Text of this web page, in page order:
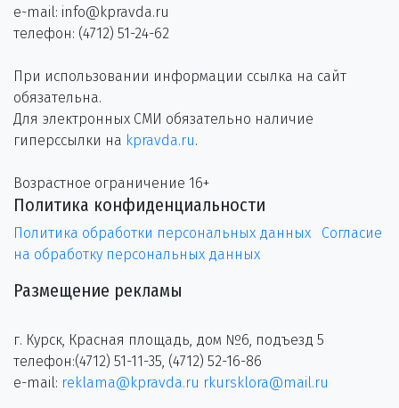
e-mail: info@kpravda.ru
телефон: (4712) 51-24-62
При использовании информации ссылка на сайт
обязательна.
Для электронных СМИ обязательно наличие
гиперссылки на kpravda.ru.
Возрастное ограничение 16+
Политика конфиденциальности
Политика обработки персональных данных
Согласие
на обработку персональных данных
Размещение рекламы
г. Курск, Красная площадь, дом №6, подъезд 5
телефон:(4712) 51-11-35, (4712) 52-16-86
e-mail: reklama@kpravda.ru rkursklora@mail.ru